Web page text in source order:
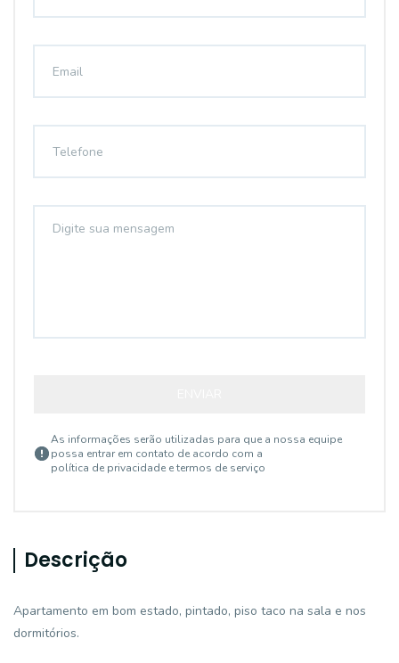
As informações serão utilizadas para que a nossa equipe
possa entrar em contato de acordo com a
política de privacidade e termos de serviço
Descrição
Apartamento em bom estado, pintado, piso taco na sala e nos
dormitórios.